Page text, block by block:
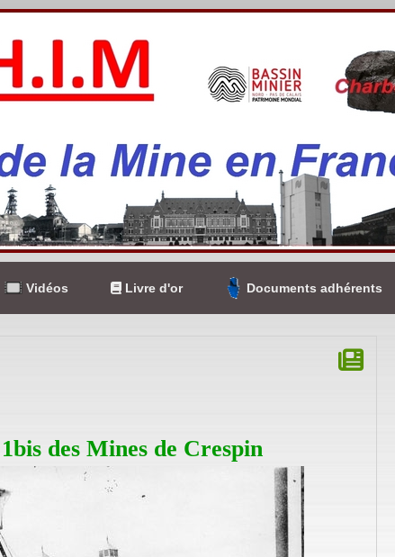
Vidéos Livre d'or Documents adhérents
des Mines de Crespin